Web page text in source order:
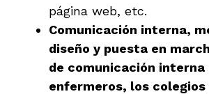
página web, etc.
Comunicación interna,
diseño y puesta en
de comunicación interna
enfermeros, los